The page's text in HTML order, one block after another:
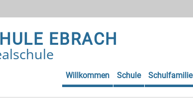
EBRACH
Willkommen Schule Schulfamilie